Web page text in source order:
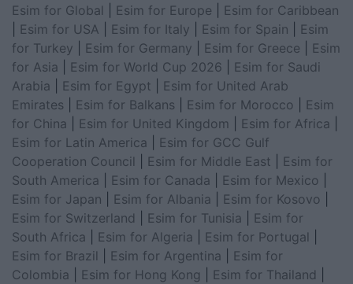
Esim for Global Esim for Europe
Esim for Caribbean
Esim for USA Esim for Italy Esim for Spain
Esim
for Turkey
Esim for Germany Esim for Greece
Esim
for Asia
Esim for World Cup 2026
Esim for Saudi
Arabia
Esim for Egypt
Esim for United Arab
Emirates
Esim for Balkans Esim for Morocco
Esim
for China
Esim for United Kingdom Esim for Africa
Esim for Latin America
Esim for GCC Gulf
Cooperation Council
Esim for Middle East
Esim for
South America
Esim for Canada Esim for Mexico
Esim for Japan
Esim for Albania Esim for Kosovo
Esim for Switzerland
Esim for Tunisia
Esim for
South Africa
Esim for Algeria Esim for Portugal
Esim for Brazil
Esim for Argentina
Esim for
Colombia
Esim for Hong Kong Esim for Thailand